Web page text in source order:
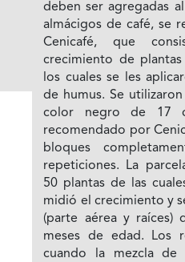
deben ser agregadas
almácigos de café, se
Cenicafé, que
crecimiento de
los cuales se les
de humus. Se
color negro de 17
recomendado por
bloques
repeticiones. La
50 plantas de las
midió el crecimiento y
(parte aérea y raíces)
meses de edad. Los
cuando la mezcla de